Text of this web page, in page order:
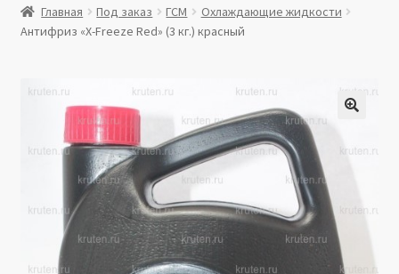
Витрина
Политика в отношении обработки персональных
данных
Производители
Юридические данные
Главная Под заказ ГСМ
Охлаждающие жидкости
Антифриз «X-Freeze Red» (3 кг.) красный